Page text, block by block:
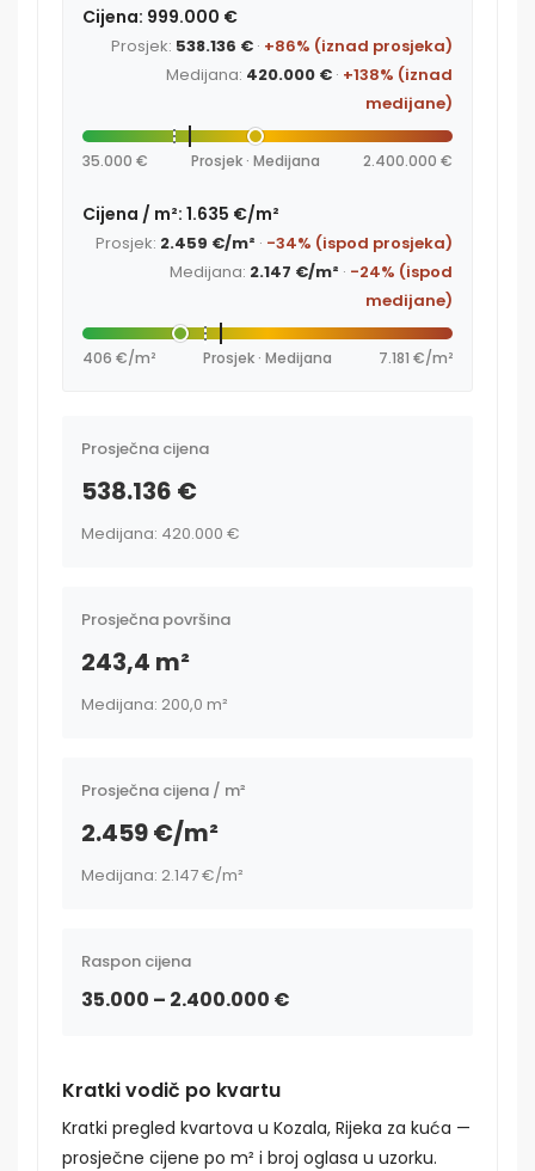
Cijena: 999.000 €
Prosjek: 538.136 € · +86% (iznad prosjeka)
Medijana: 420.000 € · +138% (iznad
medijane)
35.000 € Prosjek · Medijana 2.400.000 €
Cijena / m²: 1.635 €/m²
Prosjek: 2.459 €/m² · -34% (ispod prosjeka)
Medijana: 2.147 €/m² · -24% (ispod
medijane)
406 €/m² Prosjek · Medijana 7.181 €/m²
Prosječna cijena
538.136 €
Medijana: 420.000 €
Prosječna površina
243,4 m²
Medijana: 200,0 m²
Prosječna cijena / m²
2.459 €/m²
Medijana: 2.147 €/m²
Raspon cijena
35.000 – 2.400.000 €
Kratki vodič po kvartu
Kratki pregled kvartova u Kozala, Rijeka za kuća —
prosječne cijene po m² i broj oglasa u uzorku.